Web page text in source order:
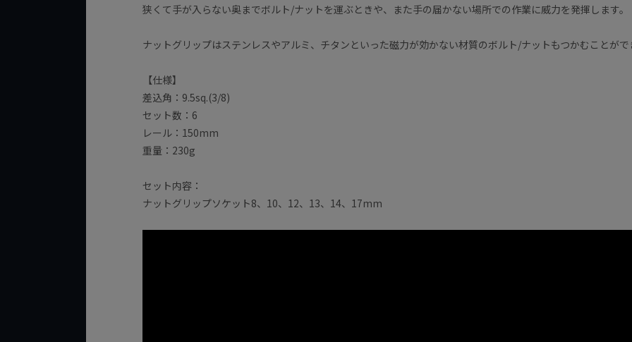
狭くて手が入らない奥までボルト/ナットを運ぶときや、また手の届かない場所での作業に威力を発揮します。
ナットグリップはステンレスやアルミ、チタンといった磁力が効かない材質のボルト/ナットもつかむことがで
【仕様】
差込角：9.5sq.(3/8)
セット数：6
レール：150mm
重量：230g
セット内容：
ナットグリップソケット8、10、12、13、14、17mm